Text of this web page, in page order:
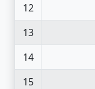
12
13
14
15